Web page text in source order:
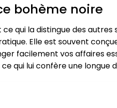
bohème noire
qui la distingue des
Elle est souvent
facilement vos affaires
qui lui confère une longue